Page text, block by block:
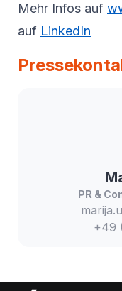
Mehr Infos auf
auf LinkedIn
PR &
+49